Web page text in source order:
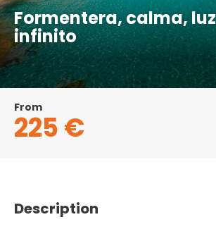
Formentera, calma,
infinito
From
225 €
Description